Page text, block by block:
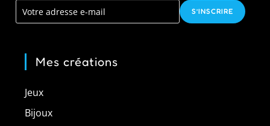
S’INSCRIRE
Mes créations
Jeux
Bijoux